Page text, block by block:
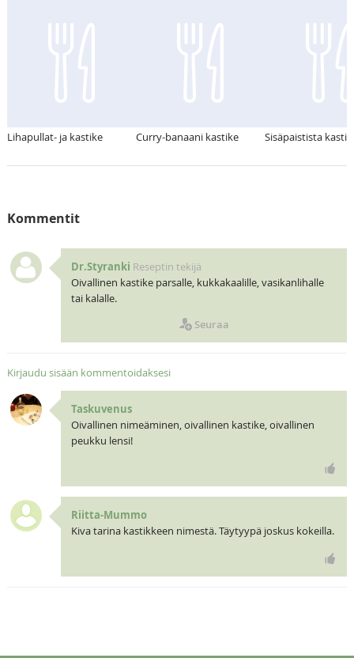
Lihapullat- ja kastike Curry-banaani kastike Sisäpaistista
Kommentit
Dr.Styranki Reseptin tekijä
Oivallinen kastike parsalle, kukkakaalille, vasikanlihalle
tai kalalle.
Seuraa
Kirjaudu sisään kommentoidaksesi
Taskuvenus
Oivallinen nimeäminen, oivallinen kastike, oivallinen
peukku lensi!
Riitta-Mummo
Kiva tarina kastikkeen nimestä. Täytyypä joskus kokeilla.